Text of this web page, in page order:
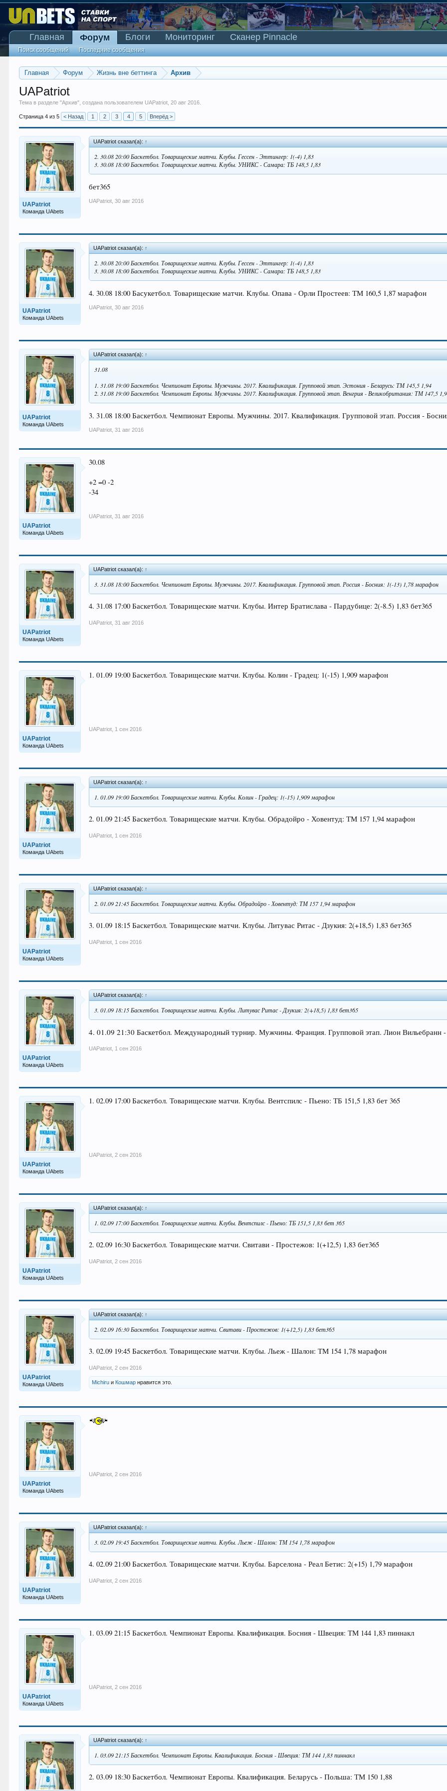
Главная Форум Жизнь вне беттинга Архив
UAPatriot
Тема в разделе "Архив", создана пользователем UAPatriot ,20 авг 2016
Страница 4 из 5 < Назад 1 2 3 4 5 Вперёд >
UAPatriot
Команда UAbets
UAPatriot сказал(а): ↑
2. 30.08 20:00 Баскетбол. Товарищеские матчи. Клубы. Гессен - Эттингер: 1(-4) 1,83
3. 30.08 18:00 Баскетбол. Товарищеские матчи. Клубы. УНИКС - Самара: ТБ 148,5 1,83
бет365
UAPatriot 30 авг 2016
UAPatriot
Команда UAbets
UAPatriot сказал(а): ↑
2. 30.08 20:00 Баскетбол. Товарищеские матчи. Клубы. Гессен - Эттингер: 1(-4) 1,83
3. 30.08 18:00 Баскетбол. Товарищеские матчи. Клубы. УНИКС - Самара: ТБ 148,5 1,83
4. 30.08 18:00 Басукетбол. Товарищеские матчи. Клубы. Опава - Орли Простеев: ТМ 160,5 1,87 марафон
UAPatriot 30 авг 2016
UAPatriot
Команда UAbets
UAPatriot сказал(а): ↑
31.08
1. 31.08 19:00 Баскетбол. Чемпионат Европы. Мужчины. 2017. Квалификация. Групповой этап. Эстония - Беларусь: ТМ 145,5 1,94
2. 31.08 19:00 Баскетбол. Чемпионат Европы. Мужчины. 2017. Квалификация. Групповой этап. Венгрия - Великобритания: ТМ 147,5
3. 31.08 18:00 Баскетбол. Чемпионат Европы. Мужчины. 2017. Квалификация. Групповой этап. Россия -
UAPatriot 31 авг 2016
UAPatriot
Команда UAbets
30.08
+2 =0 -2
-34
UAPatriot 31 авг 2016
UAPatriot
Команда UAbets
UAPatriot сказал(а): ↑
3. 31.08 18:00 Баскетбол. Чемпионат Европы. Мужчины. 2017. Квалификация. Групповой этап. Россия - Босния: 1(-13) 1,78 марафон
4. 31.08 17:00 Баскетбол. Товарищеские матчи. Клубы. Интер Братислава - Пардубице: 2(-8.5) 1,83 бет365
UAPatriot 31 авг 2016
UAPatriot
Команда UAbets
1. 01.09 19:00 Баскетбол. Товарищеские матчи. Клубы. Колин - Градец: 1(-15) 1,909 марафон
UAPatriot 1 сен 2016
UAPatriot
Команда UAbets
UAPatriot сказал(а): ↑
1. 01.09 19:00 Баскетбол. Товарищеские матчи. Клубы. Колин - Градец: 1(-15) 1,909 марафон
2. 01.09 21:45 Баскетбол. Товарищеские матчи. Клубы. Обрадойро - Ховентуд: ТМ 157 1,94 марафон
UAPatriot 1 сен 2016
UAPatriot
Команда UAbets
UAPatriot сказал(а): ↑
2. 01.09 21:45 Баскетбол. Товарищеские матчи. Клубы. Обрадойро - Ховентуд: ТМ 157 1,94 марафон
3. 01.09 18:15 Баскетбол. Товарищеские матчи. Клубы. Литувас Ритас - Дзукия: 2(+18,5) 1,83 бет365
UAPatriot 1 сен 2016
UAPatriot
Команда UAbets
UAPatriot сказал(а): ↑
3. 01.09 18:15 Баскетбол. Товарищеские матчи. Клубы. Литувас Ритас - Дзукия: 2(+18,5) 1,83 бет365
4. 01.09 21:30 Баскетбол. Международный турнир. Мужчины. Франция. Групповой этап. Лион Вильебранн
UAPatriot 1 сен 2016
UAPatriot
Команда UAbets
1. 02.09 17:00 Баскетбол. Товарищеские матчи. Клубы. Вентспилс - Пьено: ТБ 151,5 1,83 бет 365
UAPatriot 2 сен 2016
UAPatriot
Команда UAbets
UAPatriot сказал(а): ↑
1. 02.09 17:00 Баскетбол. Товарищеские матчи. Клубы. Вентспилс - Пьено: ТБ 151,5 1,83 бет 365
2. 02.09 16:30 Баскетбол. Товарищеские матчи. Свитави - Простежов: 1(+12,5) 1,83 бет365
UAPatriot 2 сен 2016
UAPatriot
Команда UAbets
UAPatriot сказал(а): ↑
2. 02.09 16:30 Баскетбол. Товарищеские матчи. Свитави - Простежов: 1(+12,5) 1,83 бет365
3. 02.09 19:45 Баскетбол. Товарищеские матчи. Клубы. Льеж - Шалон: ТМ 154 1,78 марафон
UAPatriot 2 сен 2016
Michiru и Кошмар нравится это.
UAPatriot
Команда UAbets
UAPatriot 2 сен 2016
UAPatriot
Команда UAbets
UAPatriot сказал(а): ↑
3. 02.09 19:45 Баскетбол. Товарищеские матчи. Клубы. Льеж - Шалон: ТМ 154 1,78 марафон
4. 02.09 21:00 Баскетбол. Товарищеские матчи. Клубы. Барселона - Реал Бетис: 2(+15) 1,79 марафон
UAPatriot 2 сен 2016
UAPatriot
Команда UAbets
1. 03.09 21:15 Баскетбол. Чемпионат Европы. Квалификация. Босния - Швеция: ТМ 144 1,83 пиннакл
UAPatriot 2 сен 2016
UAPatriot сказал(а): ↑
1. 03.09 21:15 Баскетбол. Чемпионат Европы. Квалификация. Босния - Швеция: ТМ 144 1,83 пиннакл
2. 03.09 18:30 Баскетбол. Чемпионат Европы. Квалификация. Беларусь - Польша: ТМ 150 1,88
Главная Форум
Поиск сообщений Последние сообщения
Блоги Мониторинг Сканер Pinnacle